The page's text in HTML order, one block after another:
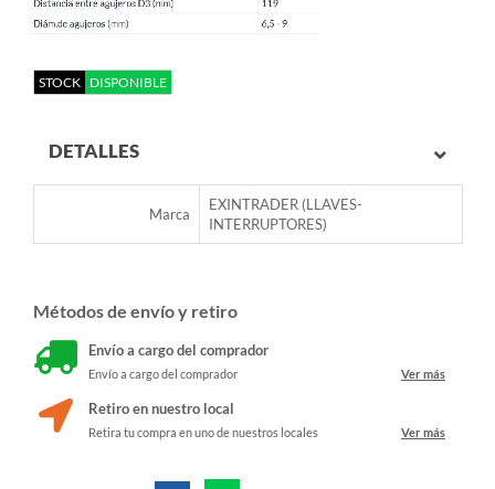
STOCK DISPONIBLE
DETALLES
Marca
EXINTRADER (LLAVES-
INTERRUPTORES)
Métodos de envío y retiro
Envío a cargo del comprador
Envío a cargo del comprador Ver más
Retiro en nuestro local
Retira tu compra en uno de nuestros locales Ver más